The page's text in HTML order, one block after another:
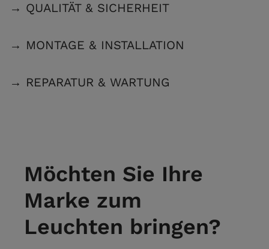
→ QUALITÄT & SICHERHEIT
→ MONTAGE & INSTALLATION
→ REPARATUR & WARTUNG
Möchten Sie Ihre
Marke zum
Leuchten bringen?